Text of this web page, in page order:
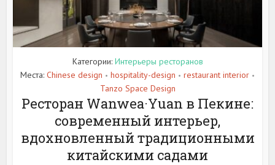
Категории: Интерьеры ресторанов
Места: Chinese design • hospitality-design • restaurant interior •
Tanzo Space Design
Ресторан Wanwea·Yuan в Пекине:
современный интерьер,
вдохновленный традиционными
китайскими садами